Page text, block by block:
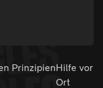
PrinzipienHilfe vor
Ort